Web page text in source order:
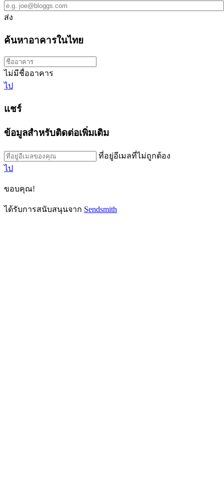
ส่ง
ค้นหาอาคารในไทย
ไม่มีชื่ออาคาร
ไป
แชร์
ข้อมูลสำหรับติดต่อเพิ่มเติม
ที่อยู่อีเมลที่ไม่ถูกต้อง
ไป
ขอบคุณ!
ได้รับการสนับสนุนจาก Sendsmith